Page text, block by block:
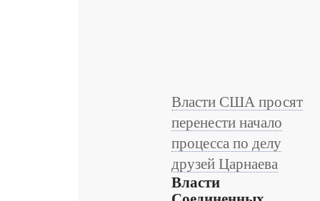
Власти США просят
перенести начало
процесса по делу
друзей Царнаева
Власти